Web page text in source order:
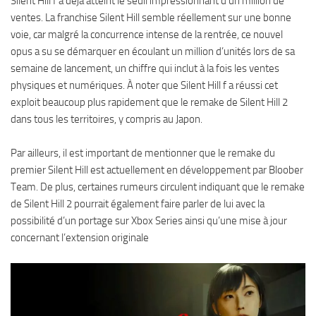
ventes. La franchise Silent Hill semble réellement sur une bonne
voie, car malgré la concurrence intense de la rentrée, ce nouvel
opus a su se démarquer en écoulant un million d’unités lors de sa
semaine de lancement, un chiffre qui inclut à la fois les ventes
physiques et numériques. À noter que Silent Hill f a réussi cet
exploit beaucoup plus rapidement que le remake de Silent Hill 2
dans tous les territoires, y compris au Japon.
Par ailleurs, il est important de mentionner que le remake du
premier Silent Hill est actuellement en développement par Bloober
Team. De plus, certaines rumeurs circulent indiquant que le remake
de Silent Hill 2 pourrait également faire parler de lui avec la
possibilité d’un portage sur Xbox Series ainsi qu’une mise à jour
concernant l’extension originale